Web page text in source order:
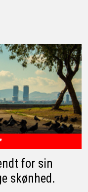
for sin
skønhed.